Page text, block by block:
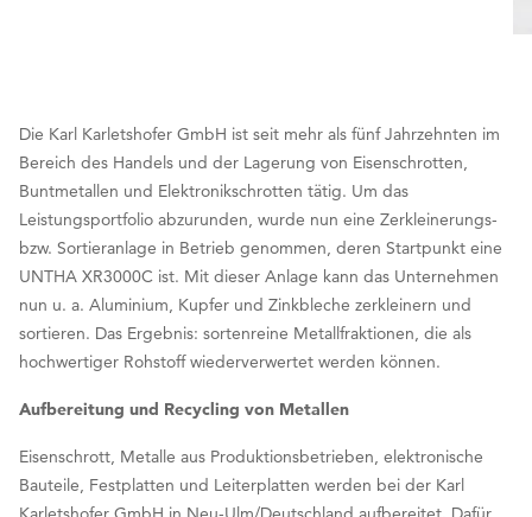
Die Karl Karletshofer GmbH ist seit mehr als fünf Jahrzehnten im
Bereich des Handels und der Lagerung von Eisenschrotten,
Buntmetallen und Elektronikschrotten tätig. Um das
Leistungsportfolio abzurunden, wurde nun eine Zerkleinerungs-
bzw. Sortieranlage in Betrieb genommen, deren Startpunkt eine
UNTHA XR3000C ist. Mit dieser Anlage kann das Unternehmen
nun u. a. Aluminium, Kupfer und Zinkbleche zerkleinern und
sortieren. Das Ergebnis: sortenreine Metallfraktionen, die als
hochwertiger Rohstoff wiederverwertet werden können.
Aufbereitung und Recycling von Metallen
Eisenschrott, Metalle aus Produktionsbetrieben, elektronische
Bauteile, Festplatten und Leiterplatten werden bei der Karl